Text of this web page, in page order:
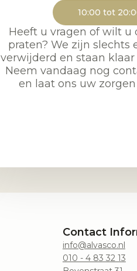
10:00 tot
Heeft u vragen of wilt u
praten? We zijn slechts
verwijderd en staan
Neem vandaag nog
en laat ons uw
Contact
info@alvasco.nl
010 - 4 83 32 13